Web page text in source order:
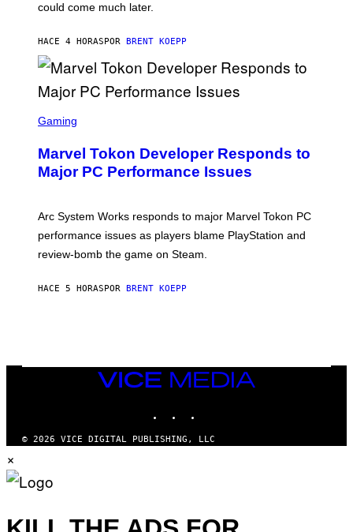
C
S
A
G
A
E
could come much later.
HACE 4 HORAS POR BRENT KOEPP
C
E
N
S
T
P
A
S
,
Gaming
Marvel Tokon Developer Responds to
Major PC Performance Issues
Arc System Works responds to major Marvel Tokon PC
performance issues as players blame PlayStation and
review-bomb the game on Steam.
HACE 5 HORAS POR BRENT KOEPP
VICE
MEDIA
© 2026 VICE DIGITAL PUBLISHING, LLC
×